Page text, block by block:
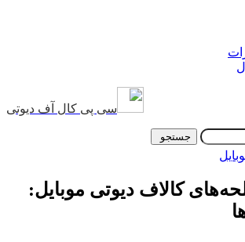
سی پی کال آف دیوتی
جستجو
کالاف دیوتی موبایل: